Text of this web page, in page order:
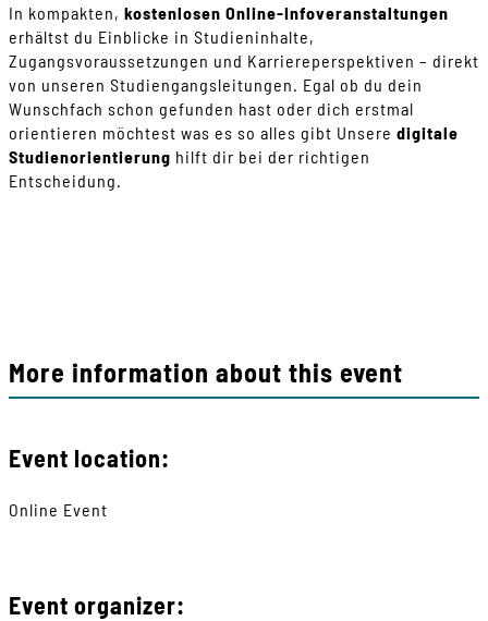
In kompakten, kostenlosen Online-Infoveranstaltungen
erhältst du Einblicke in Studieninhalte,
Zugangsvoraussetzungen und Karriereperspektiven – direkt
von unseren Studiengangsleitungen. Egal ob du dein
Wunschfach schon gefunden hast oder dich erstmal
orientieren möchtest was es so alles gibt Unsere digitale
Studienorientierung hilft dir bei der richtigen
Entscheidung.
More information about this event
Event location:
Online Event
Event organizer: